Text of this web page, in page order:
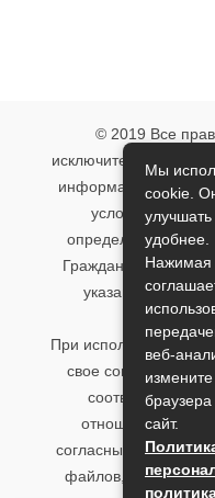
© 2019 Все
исключительно
информация,
условиях не
определяемой
Гражданского
указанные
При использовании
свое согласие на
соответствии с
отношении
согласны с тем,
файлов, то вы
Мы
cookie.
улучшать
удобнее.
Нажимая
веб-
сайт.